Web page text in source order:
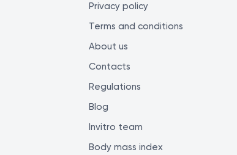
Privacy policy
Terms and conditions
About us
Contacts
Regulations
Blog
Invitro team
Body mass index